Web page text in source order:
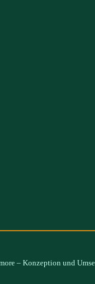
– Konzeption und